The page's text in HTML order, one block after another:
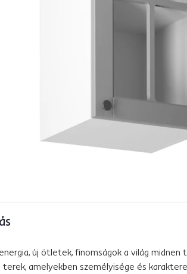
új ötletek, finomságok a világ midnen
terek, amelyekben személyisége és